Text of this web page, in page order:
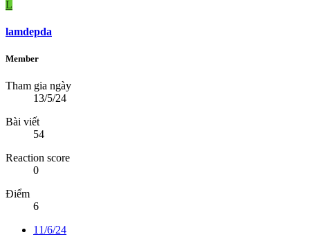
L
lamdepda
Member
Tham gia ngày
13/5/24
Bài viết
54
Reaction score
0
Điểm
6
11/6/24